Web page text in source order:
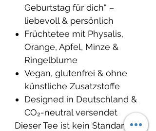
Geburtstag für dich“ –
liebevoll & persönlich
Früchtetee mit Physalis,
Orange, Apfel, Minze &
Ringelblume
Vegan, glutenfrei & ohne
künstliche Zusatzstoffe
Designed in Deutschland &
CO₂-neutral versendet
Dieser Tee ist kein Standard-